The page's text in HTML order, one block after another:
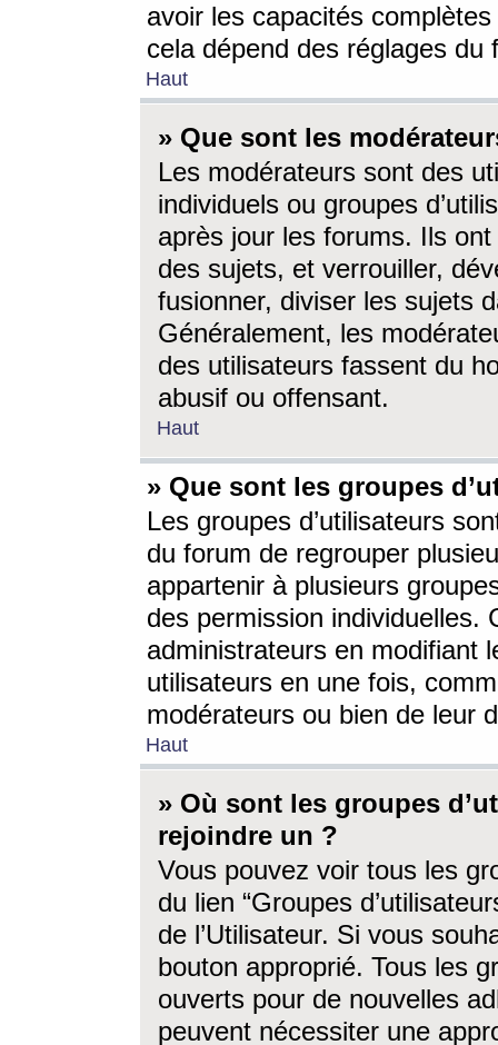
avoir les capacités
cela dépend des réglages du
Haut
» Que sont les
Les modérateurs sont des
individuels ou groupes
après jour les forums. Ils ont
des sujets, et verrouiller,
fusionner, diviser les sujets
Généralement, les
des utilisateurs fassent du
abusif ou offensant.
Haut
» Que sont les groupes
Les groupes d’utilisateurs
du forum de regrouper
appartenir à plusieurs
des permission individuelles.
administrateurs en modifiant
utilisateurs en une fois,
modérateurs ou bien de leur
Haut
» Où sont les groupes
rejoindre un ?
Vous pouvez voir tous les
du lien “Groupes
de l’Utilisateur. Si vous
bouton approprié. Tous les
ouverts pour de nouvelles
peuvent nécessiter une